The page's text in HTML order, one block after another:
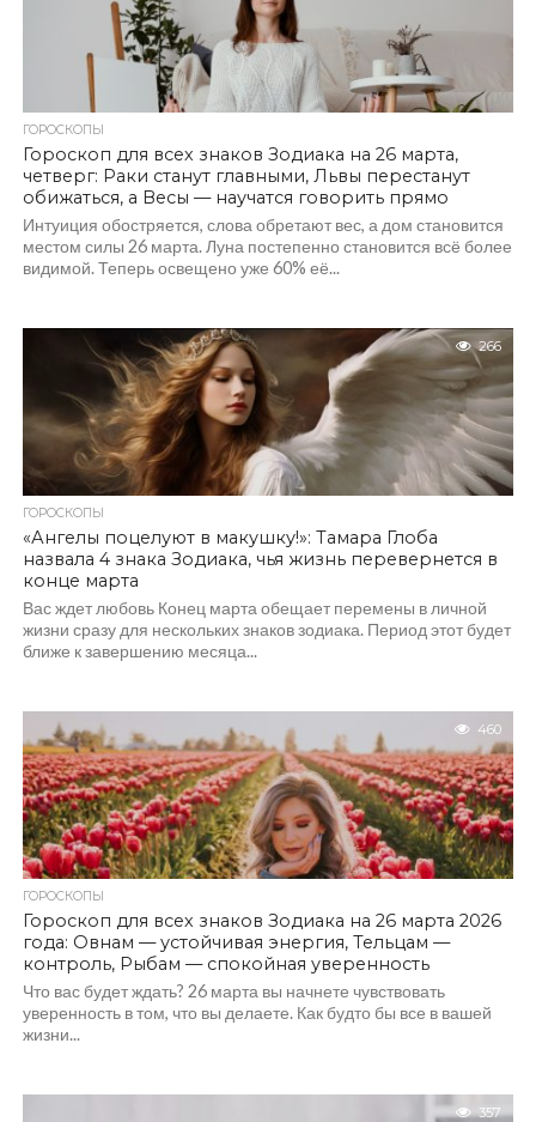
ГОРОСКОПЫ
Гороскоп для всех знаков Зодиака на 26 марта,
четверг: Раки станут главными, Львы перестанут
обижаться, а Весы — научатся говорить прямо
Интуиция обостряется, слова обретают вес, а дом становится
местом силы 26 марта. Луна постепенно становится всё более
видимой. Теперь освещено уже 60% её...
266
ГОРОСКОПЫ
«Ангелы поцелуют в макушку!»: Тамара Глоба
назвала 4 знака Зодиака, чья жизнь перевернется в
конце марта
Вас ждет любовь Конец марта обещает перемены в личной
жизни сразу для нескольких знаков зодиака. Период этот будет
ближе к завершению месяца...
460
ГОРОСКОПЫ
Гороскоп для всех знаков Зодиака на 26 марта 2026
года: Овнам — устойчивая энергия, Тельцам —
контроль, Рыбам — спокойная уверенность
Что вас будет ждать? 26 марта вы начнете чувствовать
уверенность в том, что вы делаете. Как будто бы все в вашей
жизни...
357